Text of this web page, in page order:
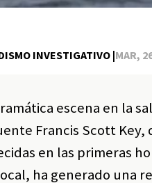
INVESTIGATIVO |MAR,
escena en la
Francis Scott Key,
en las primeras
ha generado una